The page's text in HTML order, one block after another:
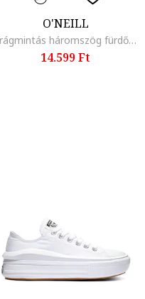
O'NEILL
Virágmintás háromszög fürdőruhafelső, Fehér/Barackszín
14.599 Ft